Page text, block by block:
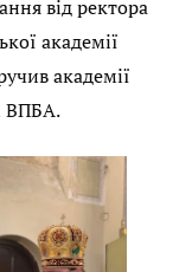
від ректора
академії
академії
ВПБА.